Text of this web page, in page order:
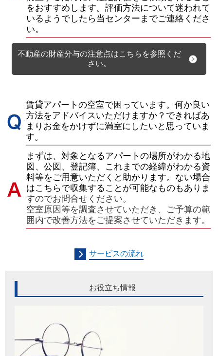
をおすすめします。評価方法について迷われて
いるようでしたら当センターまでご連絡くださ
い。
不動産の財産分与の注意点はこちらを参照くだ
さい。
賃貸アパートの空室で困っています。何か良い
方法をアドバイスいただけますか？できればあ
まりお金をかけずに満室にしたいと思っていま
す。
まずは、対象となるアパートの場所がわかる地
図、公図、登記簿、これまでの経緯がわかる資
料等をご用意いただくと助かります。ない場合
はこちらで収集することが可能なものもありま
すのでお問合せください。
空室原因等を調査させていただき、ご予算の範
囲内で改善方法をご提案させていただきます。
サービスの流れ
お役立ち情報